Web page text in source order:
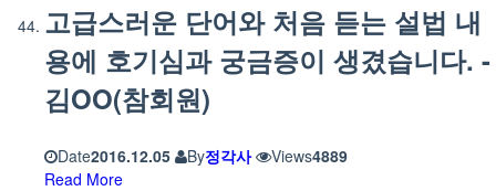
고급스러운 단어와 처음 듣는 설법 내
용에 호기심과 궁금증이 생겼습니다. -
김OO(참회원)
Date2016.12.05 By정각사 Views4889
Read More